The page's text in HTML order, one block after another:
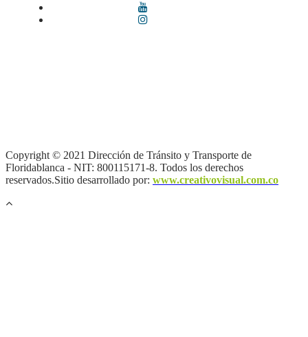
Copyright © 2021 Dirección de Tránsito y Transporte de
Floridablanca - NIT: 800115171-8. Todos los derechos
reservados.Sitio desarrollado por: www.creativovisual.com.co